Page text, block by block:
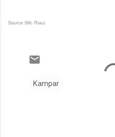
Source (Mc Riau)
Kampar